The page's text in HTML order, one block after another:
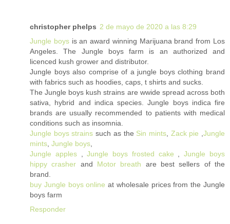
christopher phelps 2 de mayo de 2020 a las 8:29
Jungle boysis an award winning Marijuana brand from Los
Angeles. The Jungle boys farm is an authorized and
licenced kush grower and distributor.
Jungle boys also comprise of a jungle boys clothing brand
with fabrics such as hoodies, caps, t shirts and sucks.
The Jungle boys kush strains are wwide spread across both
sativa, hybrid and indica species. Jungle boys indica fire
brands are usually recommended to patients with medical
conditions such as insomnia.
Jungle boys strains such as the Sin mints, Zack pie ,Jungle
mints, Jungle boys,
Jungle apples,Jungle boys frosted cake ,Jungle boys
hippy crasher and Motor breath are best sellers of the
brand.
buy Jungle boys online at wholesale prices from the Jungle
boys farm
Responder